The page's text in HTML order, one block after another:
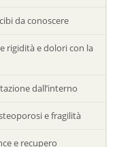
da conoscere
rigidità e dolori con la
dall’interno
e fragilità
e recupero